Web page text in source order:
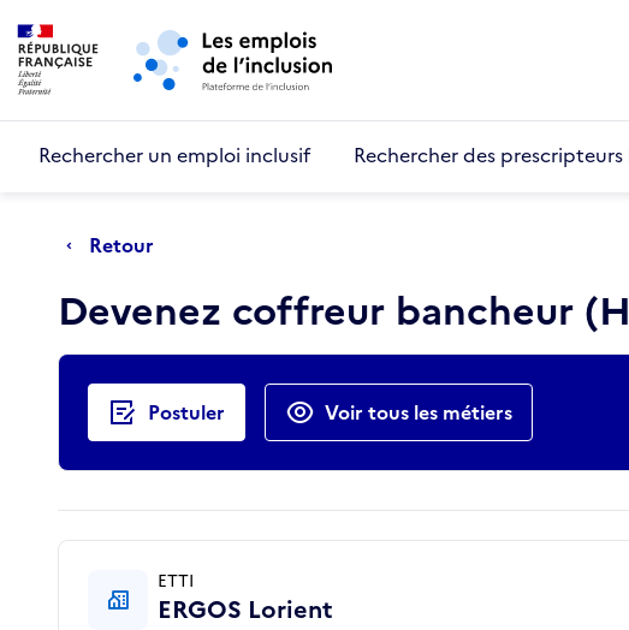
Aller au menu principal
Rechercher un emploi inclusif Rechercher des
Retour
Devenez coffreur bancheur
Actions rapides
Postuler Voir tous les métiers
ETTI
ERGOS Lorient